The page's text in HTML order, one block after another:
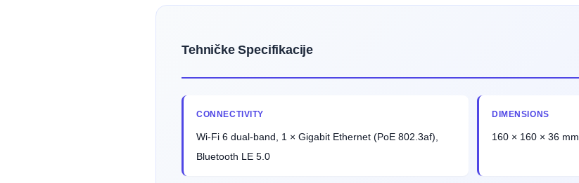
Tehničke Specifikacije
CONNECTIVITY
Wi-Fi 6 dual-band, 1 × Gigabit Ethernet (PoE 802.3af),
Bluetooth LE 5.0
DIMENSIONS
160 × 160 × 36 mm